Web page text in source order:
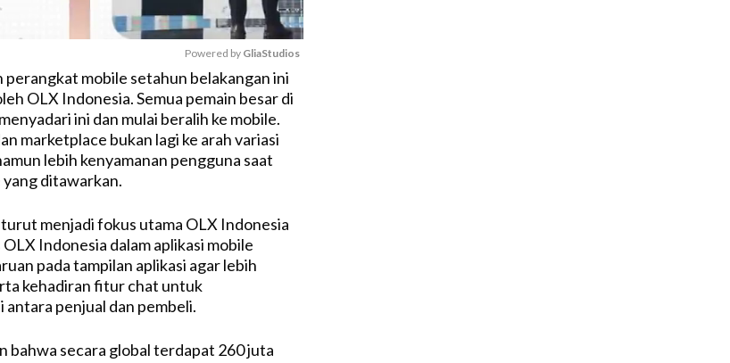
M
u
Powered by GliaStudios
mobile setahun belakangan ini
OLX Indonesia. Semua pemain besar di
ini dan mulai beralih ke mobile.
marketplace bukan lagi ke arah variasi
lebih kenyamanan pengguna saat
yang ditawarkan.
menjadi fokus utama OLX Indonesia
Indonesia dalam aplikasi mobile
pada tampilan aplikasi agar lebih
kehadiran fitur chat untuk
penjual dan pembeli.
bahwa secara global terdapat 260 juta